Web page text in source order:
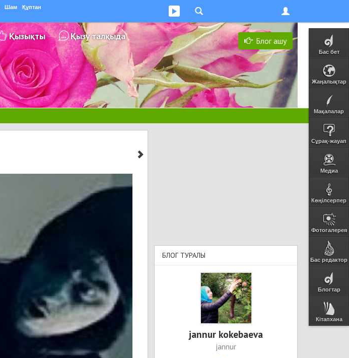
Шам Құптан
Бас бет
Жаңалықтар
Мақалалар
Сұрақ-жауап
Медиа
Көңілсерпер
Фотогалерея
Бас редактор
Блогтар
Кітапхана
Блог ашу
Қызықты Қызу талқыда
БЛОГ ТУРАЛЫ
jannur kokebaeva
jannur